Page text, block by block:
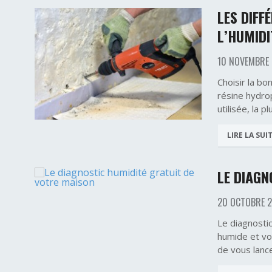
LES
10
Choisir la
résine
utilisée, la
LIRE LA
LE
20 OCTOBRE
Le
humide et
de vous